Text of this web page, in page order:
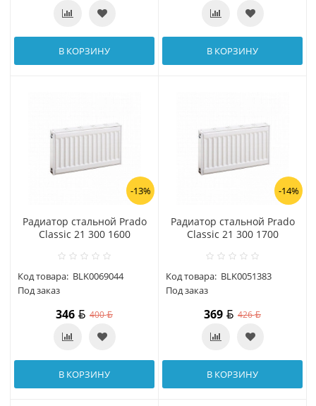
В КОРЗИНУ В КОРЗИНУ
-13%
Радиатор стальной Prado
Classic 21 300 1600
Код товара: BLK0069044
Под заказ
346 400
В КОРЗИНУ
-14%
Радиатор стальной Prado
Classic 21 300 1700
Код товара: BLK0051383
Под заказ
369 426
В КОРЗИНУ